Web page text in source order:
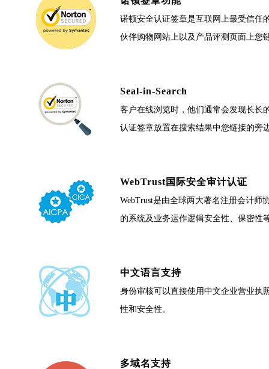
诺顿安全认证签章是互联网上最受信任
伙伴购物网站上以及产品评测页面上您
Seal-in-Search
客户在线浏览时，他们通常会发现长长
认证签章放置在搜索结果中您链接的旁
WebTrust国际安全审计认证
WebTrust是由全球两大著名注册会计
的系统及业务运作逻辑安全性、保密性
中文语言支持
身份审核可以直接使用中文企业营业执
性和安全性。
多域名支持